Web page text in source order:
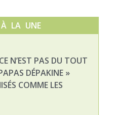
À LA UNE
N’EST PAS DU TOUT
DÉPAKINE »
COMME LES